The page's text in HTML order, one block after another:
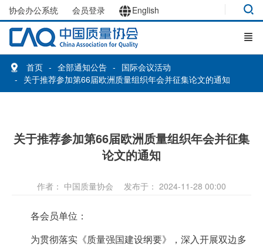
协会办公系统 会员登录 English
首页 全部通知公告
国际会议活动
关于推荐参加第66届欧洲质量组织年会并征集论文的通知
关于推荐参加第66届欧洲质量组织年会并征集
论文的通知
作者： 中国质量协会 发布于： 2024-11-28 00:00
各会员单位：
为贯彻落实《质量强国建设纲要》，深入开展双边多